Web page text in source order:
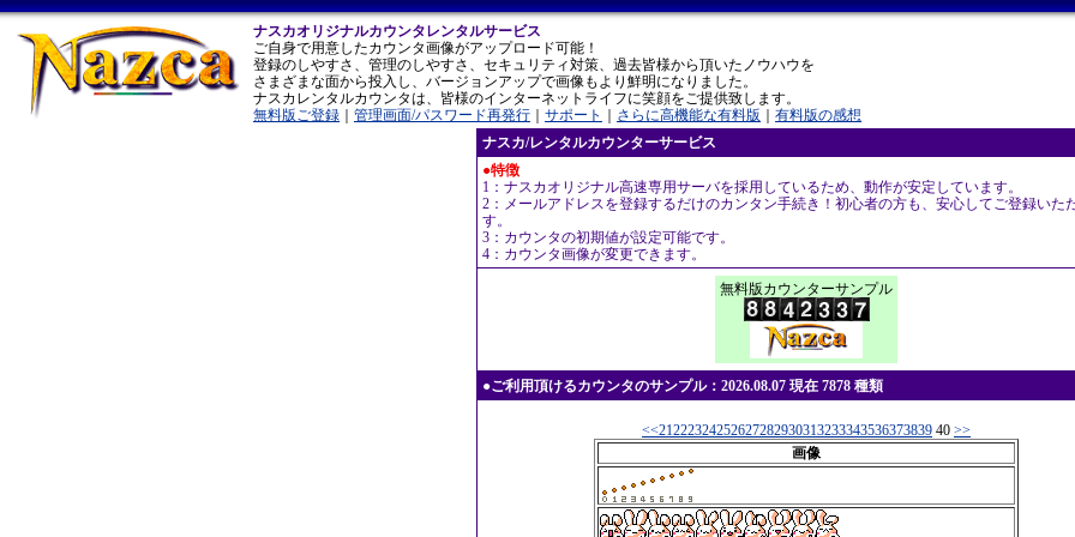
ナスカオリジナルカウンタレンタルサービス
ご自身で用意したカウンタ画像がアップロード可能！
登録のしやすさ、管理のしやすさ、セキュリティ対策、過去皆様から頂いたノウハウを
さまざまな面から投入し、バージョンアップで画像もより鮮明になりました。
ナスカレンタルカウンタは、皆様のインターネットライフに笑顔をご提供致します。
無料版ご登録
管理画面/パスワード再発行 サポート さらに高機能な有料版
有料版の感想
ナスカ/レンタルカウンターサービス
●特徴
1：ナスカオリジナル高速専用サーバを採用しているため、動作が安定しています。
2：メールアドレスを登録するだけのカンタン手続き！初心者の方も、安心してご登録いた
す。
3：カウンタの初期値が設定可能です。
4：カウンタ画像が変更できます。
無料版カウンターサンプル
●ご利用頂けるカウンタのサンプル：2026.08.07 現在 7878 種類
<<21222324252627282930313233343536373839 40 >>
画像